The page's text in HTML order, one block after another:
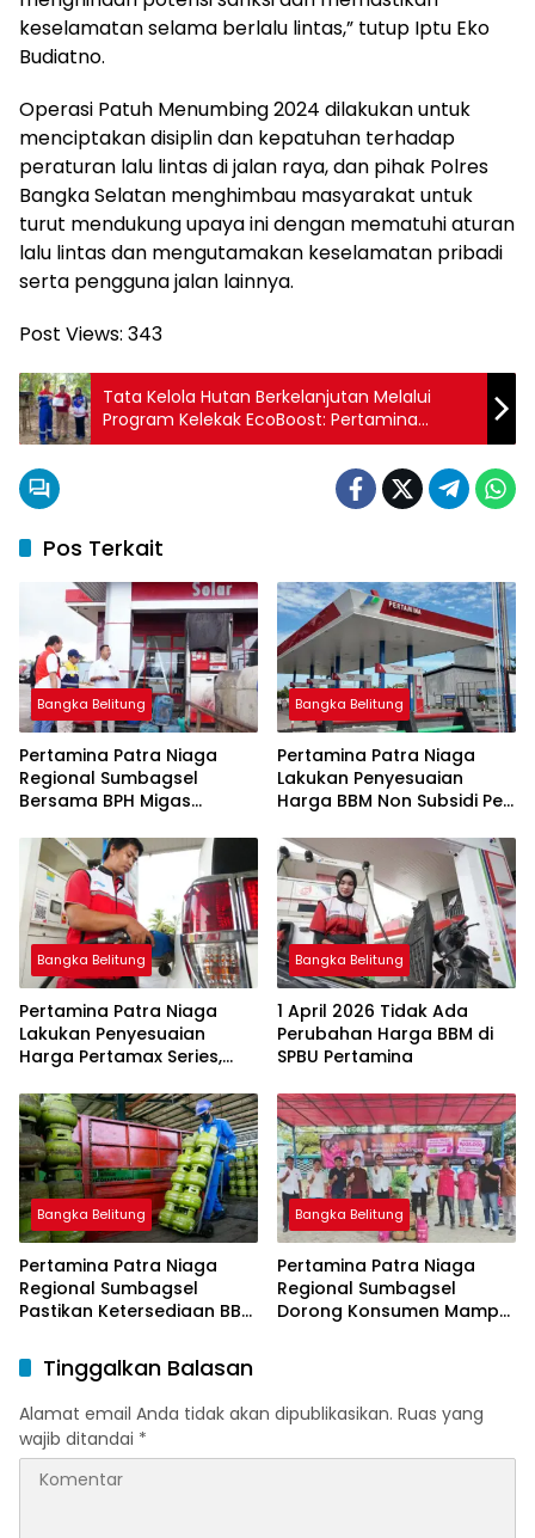
keselamatan selama berlalu lintas,” tutup Iptu Eko
Budiatno.
Operasi Patuh Menumbing 2024 dilakukan untuk
menciptakan disiplin dan kepatuhan terhadap
peraturan lalu lintas di jalan raya, dan pihak Polres
Bangka Selatan menghimbau masyarakat untuk
turut mendukung upaya ini dengan mematuhi aturan
lalu lintas dan mengutamakan keselamatan pribadi
serta pengguna jalan lainnya.
Post Views: 343
Tata Kelola Hutan Berkelanjutan Melalui
Program Kelekak EcoBoost: Pertamina
Serahkan 20 Koloni Madu Kelulut ke Hutan
Pos Terkait
Bangka Belitung
Pertamina Patra Niaga
Regional Sumbagsel
Bersama BPH Migas
Penyaluran BBM Subsidi
bagi Nelayan melalui
Aplikasi XSTAR
Bangka Belitung
Pertamina Patra Niaga
Lakukan Penyesuaian
Harga BBM Non Subsidi Per
Bangka Belitung
Pertamina Patra Niaga
Lakukan Penyesuaian
Harga Pertamax Series,
Subsidi Tetap
Bangka Belitung
1 April 2026 Tidak Ada
Perubahan Harga BBM di
SPBU Pertamina
Bangka Belitung
Pertamina Patra Niaga
Regional Sumbagsel
Pastikan Ketersediaan BBM
Ramadan dan Menjelang
Idulfitri
Bangka Belitung
Pertamina Patra Niaga
Regional Sumbagsel
Dorong Konsumen Mampu
Tinggalkan Balasan
Alamat email Anda tidak akan dipublikasikan. Ruas yang
wajib ditandai *